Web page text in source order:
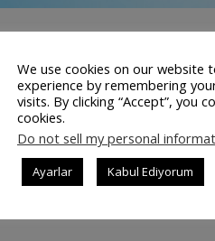
dağıtımımız olan
Geliştirmesi Tübitak
destek kısa bir süreliğine
devam ediyor. Yerli
We use cookies on our website
experience by remembering
visits. By clicking “Accept”, you
cookies.
Do not sell my personal
Ayarlar Kabul Ediyorum